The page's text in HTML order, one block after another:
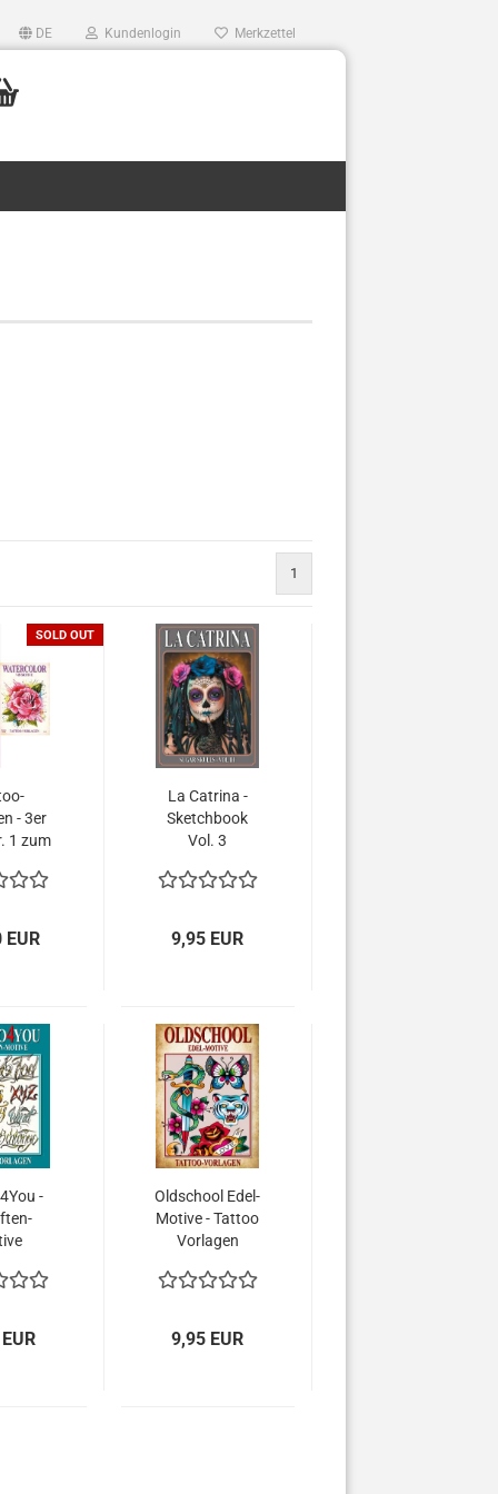
DE Kundenlogin Merkzettel
1
SOLD OUT
- 3er
1 zum
-
EUR
La Catrina -
Sketchbook
Vol. 3
9,95 EUR
-
Oldschool Edel-
Motive - Tattoo
Vorlagen
9,95 EUR